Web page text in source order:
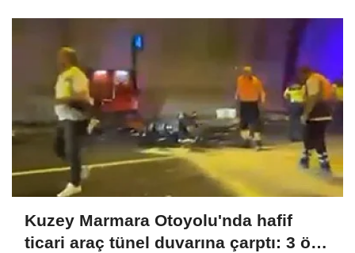
Kuzey Marmara Otoyolu'nda hafif
ticari araç tünel duvarına çarptı: 3 ölü,